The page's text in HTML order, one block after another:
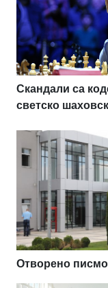
Скандали са
светско
Отворено